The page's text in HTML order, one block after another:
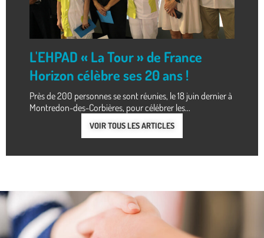
L'EHPAD « La Tour » de France
Horizon célèbre ses 20 ans !
Près de 200 personnes se sont réunies, le 18 juin dernier à
Montredon-des-Corbières, pour célébrer les...
VOIR TOUS LES ARTICLES